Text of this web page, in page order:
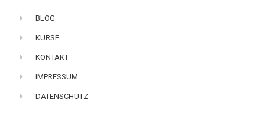
BLOG
KURSE
KONTAKT
IMPRESSUM
DATENSCHUTZ